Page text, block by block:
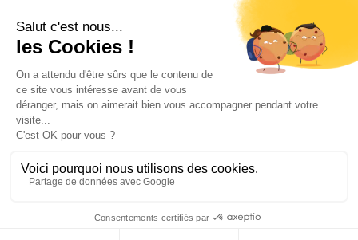
Il tuo account
Informations